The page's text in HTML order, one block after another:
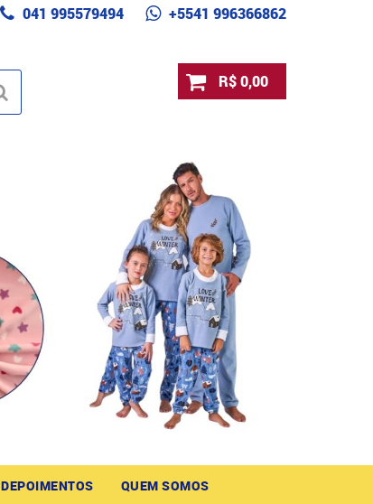
041 995579494 +5541 996366862
R$ 0,00
DEPOIMENTOS QUEM SOMOS